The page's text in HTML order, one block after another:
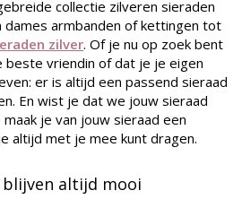
collectie zilveren sieraden
dames armbanden of kettingen tot
zilver. Of je nu op zoek bent
beste vriendin of dat je je eigen
er is altijd een passend sieraad
En wist je dat we jouw sieraad
je van jouw sieraad een
altijd met je mee kunt dragen.
blijven altijd mooi